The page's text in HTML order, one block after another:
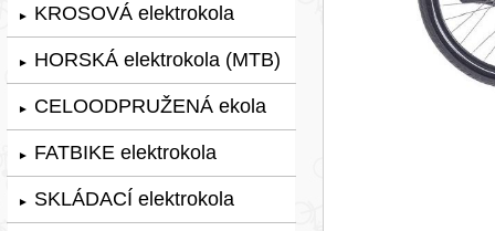
► KROSOVÁ elektrokola
► HORSKÁ elektrokola (MTB)
► CELOODPRUŽENÁ ekola
► FATBIKE elektrokola
► SKLÁDACÍ elektrokola